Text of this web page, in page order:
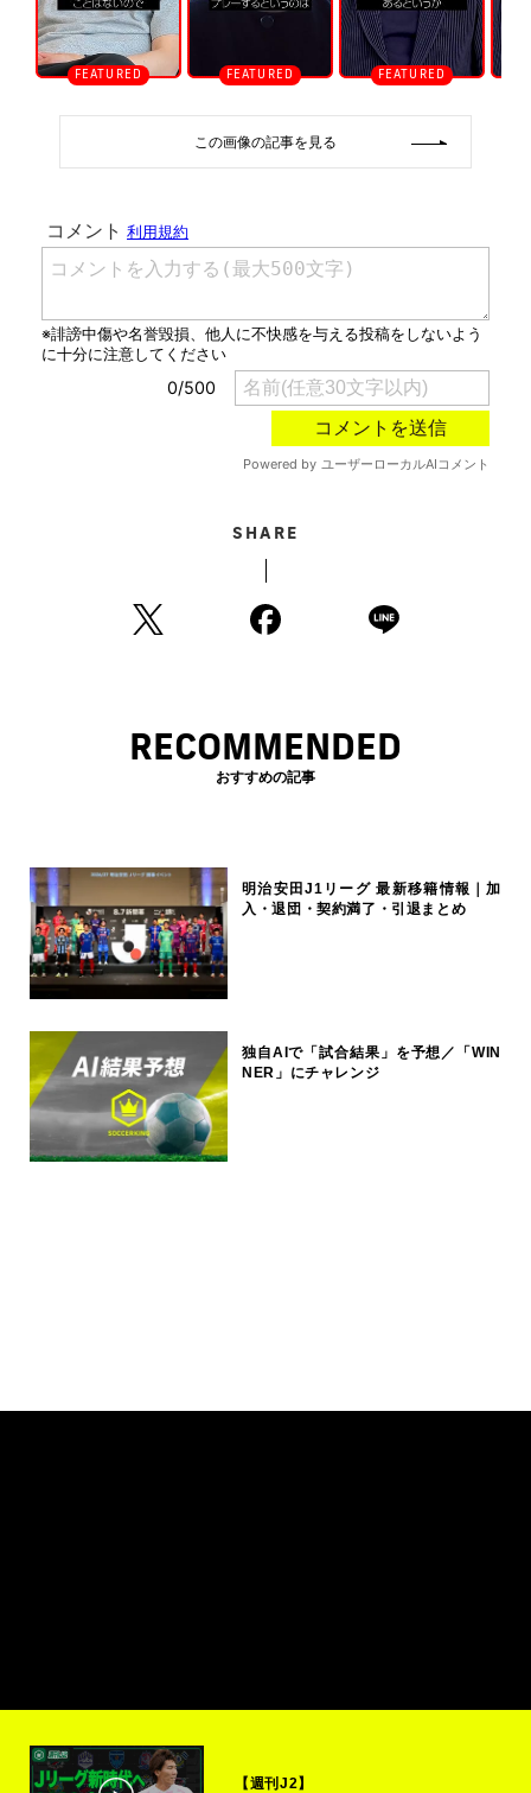
この画像の記事を見る
SHARE
RECOMMENDED
おすすめの記事
明治安田J1リーグ 最新移籍情報｜加
入・退団・契約満了・引退まとめ
独自AIで「試合結果」を予想／「WIN
NER」にチャレンジ
【週刊J2】